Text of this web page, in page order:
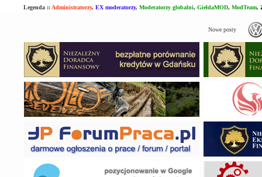
Legenda :: Administratorzy, EX moderatorzy, Moderatorzy globalni, GiełdaMOD, ModTeam,
Nowe posty